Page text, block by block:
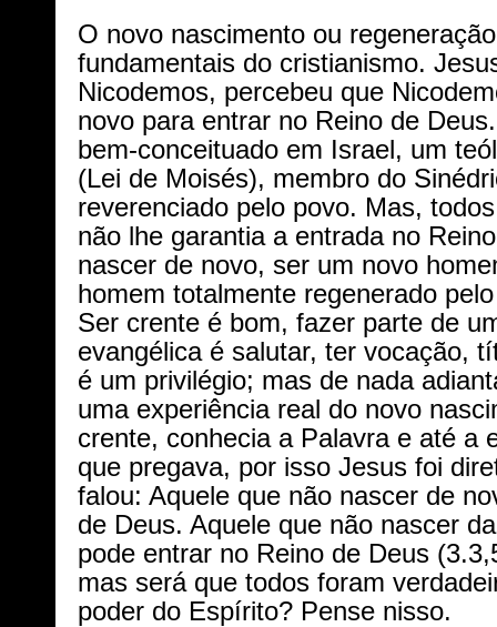
O novo nascimento ou
fundamentais do cristianismo.
Nicodemos, percebeu que
novo para entrar no Reino de
bem-conceituado em Israel, um
(Lei de Moisés), membro do
reverenciado pelo povo. Mas,
não lhe garantia a entrada no
nascer de novo, ser um novo
homem totalmente regenerado
Ser crente é bom, fazer parte de
evangélica é salutar, ter vocação,
é um privilégio; mas de nada
uma experiência real do novo
crente, conhecia a Palavra e até a
que pregava, por isso Jesus foi
falou: Aquele que não nascer de
de Deus. Aquele que não nascer
pode entrar no Reino de Deus
mas será que todos foram
poder do Espírito? Pense nisso.